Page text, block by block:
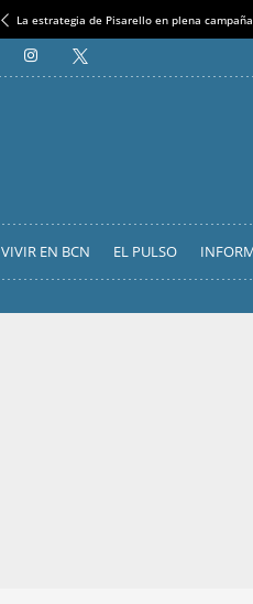
La estrategia de Pisarello en plena campaña
VIVIR EN BCN EL PULSO